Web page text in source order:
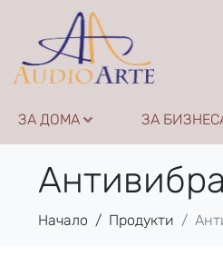
ЗА ДОМА ЗА
Начало Продукти